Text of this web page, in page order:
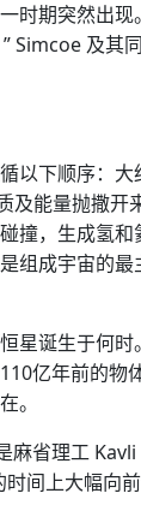
时期突然出现
Simcoe 及其
以下顺序：
能量抛撒开
撞，生成氢
组成宇宙的
星诞生于何
亿年前的物
。
麻省理工
间上大幅向